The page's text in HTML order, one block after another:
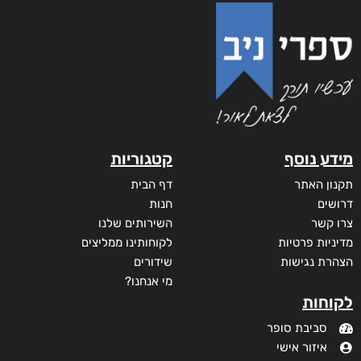
מידע נוסף
תקנון האתר
דרושים
צרו קשר
מדיניות פרטיות
הצהרת נגישות
לקוחות
סביבת סופר
איזור אישי
קטגוריות
דף הבית
חנות
השירותים שלנו
לקוחותינו ממליצים
שידורים
מי אנחנו?